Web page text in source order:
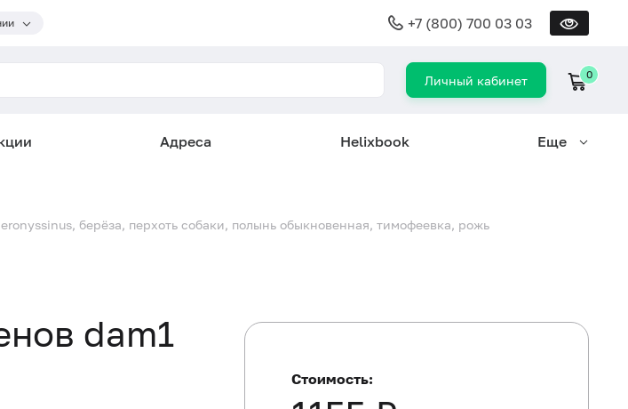
+7 (800) 700 03 03
Личный кабинет 0
Адреса Helixbook Еще
берёза, перхоть собаки, полынь обыкновенная, тимофеевка, рожь
dam1
Стоимость: